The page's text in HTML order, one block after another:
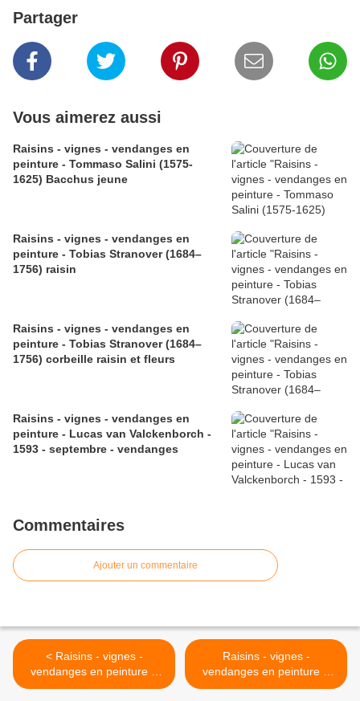
Partager
Vous aimerez aussi
Raisins - vignes - vendanges en
peinture - Tommaso Salini (1575-
1625) Bacchus jeune
Raisins - vignes - vendanges en
peinture - Tobias Stranover (1684–
1756) raisin
Raisins - vignes - vendanges en
peinture - Tobias Stranover (1684–
1756) corbeille raisin et fleurs
Raisins - vignes - vendanges en
peinture - Lucas van Valckenborch -
1593 - septembre - vendanges
Commentaires
Ajouter un commentaire
< Raisins - vignes -
vendanges en peinture -
William Adolphe
Raisins - vignes -
vendanges en peinture -
Antonio Leonelli (1438-